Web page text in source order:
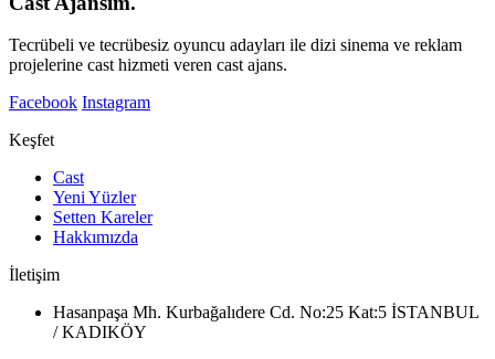
Tecrübeli ve tecrübesiz oyuncu adayları ile dizi sinema ve reklam
projelerine cast hizmeti veren cast ajans.
Facebook Instagram
Keşfet
Cast
Yeni Yüzler
Setten Kareler
Hakkımızda
İletişim
Hasanpaşa Mh. Kurbağalıdere Cd. No:25 Kat:5 İSTANBUL
/ KADIKÖY